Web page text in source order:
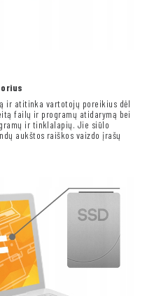
ir atitinka vartotojų poreikius dėl
failų ir programų atidarymą bei
ir tinklalapių. Jie siūlo
aukštos raiškos vaizdo įrašų